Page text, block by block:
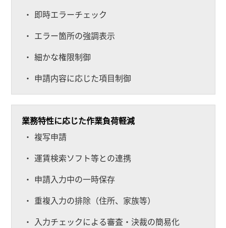
即時エラーチェック
エラー箇所の強調表示
細かな権限制御
申請内容に応じた項目制御
業務特性に応じた作業負荷軽減
複写申請
運賃検索ソフト等との連携
申請入力中の一時保存
重複入力の排除（住所、家族等）
入力チェックによる審査・決裁の簡易化